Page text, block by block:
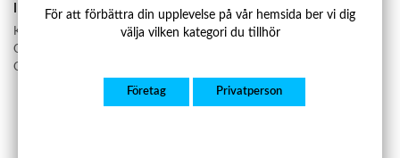
INFORMATION
Köpvillkor
Om Shipman Bildelar
Om cookies
För att förbättra din upplevelse på vår hemsida ber vi dig
välja vilken kategori du tillhör
Företag Privatperson